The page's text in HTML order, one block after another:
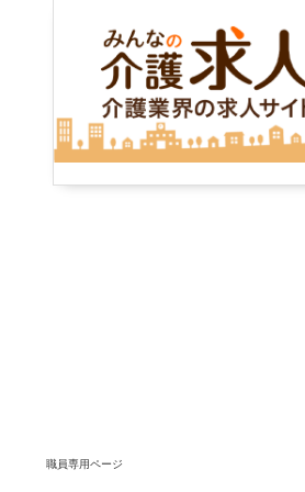
職員専用ページ